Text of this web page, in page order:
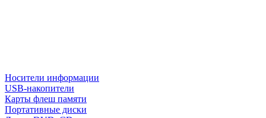
Носители информации
USB-накопители
Карты флеш памяти
Портативные диски